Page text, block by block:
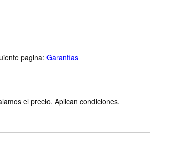
pagina: Garantías
el precio. Aplican condiciones.